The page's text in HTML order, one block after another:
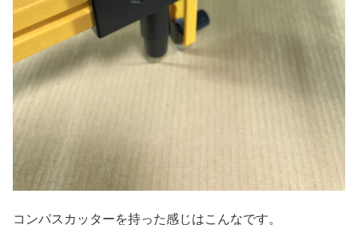
コンパスカッターを持った感じはこんなです。